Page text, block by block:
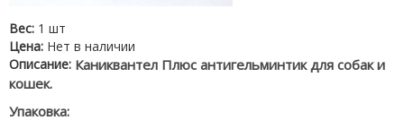
Вес: 1 шт
Цена: Нет в наличии
Описание: Каниквантел Плюс антигельминтик для собак и
кошек.
Упаковка: